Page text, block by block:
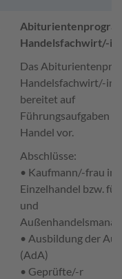
Handelsfachwirt/-in
Das
Handelsfachwirt/-in
bereitet auf
Führungsaufgaben
Handel vor.
Abschlüsse:
• Kaufmann/-frau im
Einzelhandel bzw.
und
• Ausbildung der
(AdA)
• Geprüfte/-r